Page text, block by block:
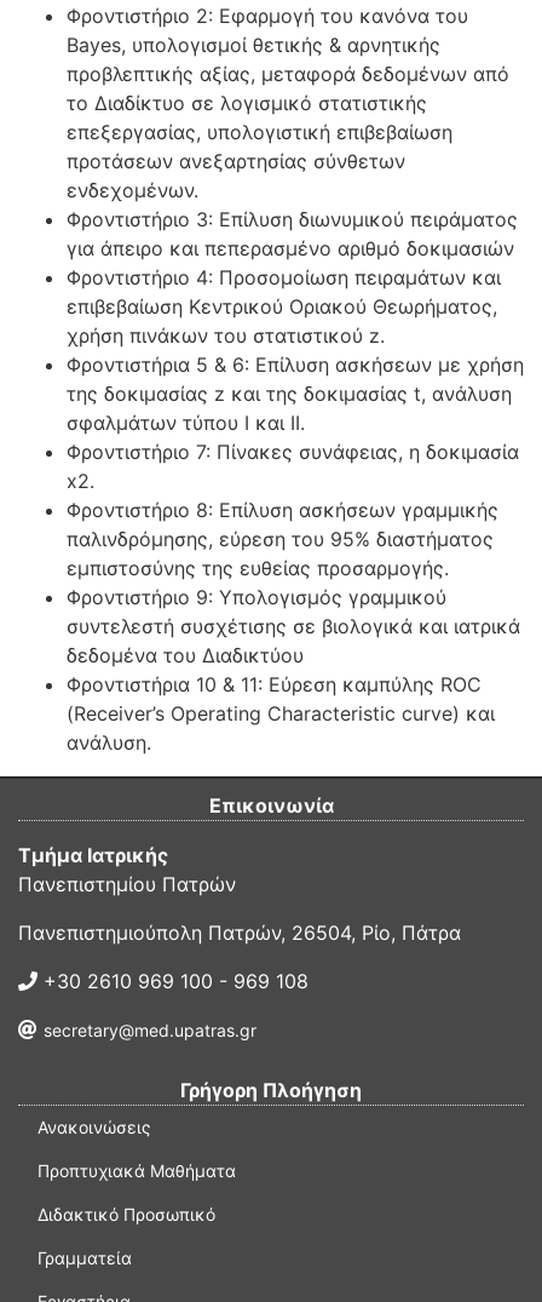
Φροντιστήριο 2: Εφαρμογή του κανόνα του
Bayes, υπολογισμοί θετικής & αρνητικής
προβλεπτικής αξίας, μεταφορά δεδομένων από
το Διαδίκτυο σε λογισμικό στατιστικής
επεξεργασίας, υπολογιστική επιβεβαίωση
προτάσεων ανεξαρτησίας σύνθετων
ενδεχομένων.
Φροντιστήριο 3: Επίλυση διωνυμικού πειράματος
για άπειρο και πεπερασμένο αριθμό δοκιμασιών
Φροντιστήριο 4: Προσομοίωση πειραμάτων και
επιβεβαίωση Κεντρικού Οριακού Θεωρήματος,
χρήση πινάκων του στατιστικού z.
Φροντιστήρια 5 & 6: Επίλυση ασκήσεων με χρήση
της δοκιμασίας z και της δοκιμασίας t, ανάλυση
σφαλμάτων τύπου Ι και ΙΙ.
Φροντιστήριο 7: Πίνακες συνάφειας, η δοκιμασία
x2.
Φροντιστήριο 8: Επίλυση ασκήσεων γραμμικής
παλινδρόμησης, εύρεση του 95% διαστήματος
εμπιστοσύνης της ευθείας προσαρμογής.
Φροντιστήριο 9: Υπολογισμός γραμμικού
συντελεστή συσχέτισης σε βιολογικά και ιατρικά
δεδομένα του Διαδικτύου
Φροντιστήρια 10 & 11: Εύρεση καμπύλης ROC
(Receiver’s Operating Characteristic curve) και
ανάλυση.
Επικοινωνία
Τμήμα Ιατρικής
Πανεπιστημίου Πατρών
Πανεπιστημιούπολη Πατρών, 26504, Ρίο, Πάτρα
+30 2610 969 100 - 969 108
secretary@med.upatras.gr
Γρήγορη Πλοήγηση
Ανακοινώσεις
Προπτυχιακά Μαθήματα
Διδακτικό Προσωπικό
Γραμματεία